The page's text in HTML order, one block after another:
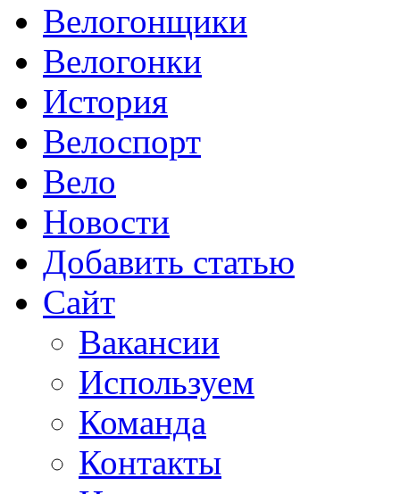
Велогонщики
Велогонки
История
Велоспорт
Вело
Новости
Добавить статью
Сайт
Вакансии
Используем
Команда
Контакты